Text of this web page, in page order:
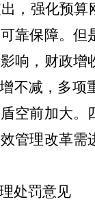
，强化预算
靠保障。
响，财政增
不减 ，多
空前加大。
管理改革
处罚意见